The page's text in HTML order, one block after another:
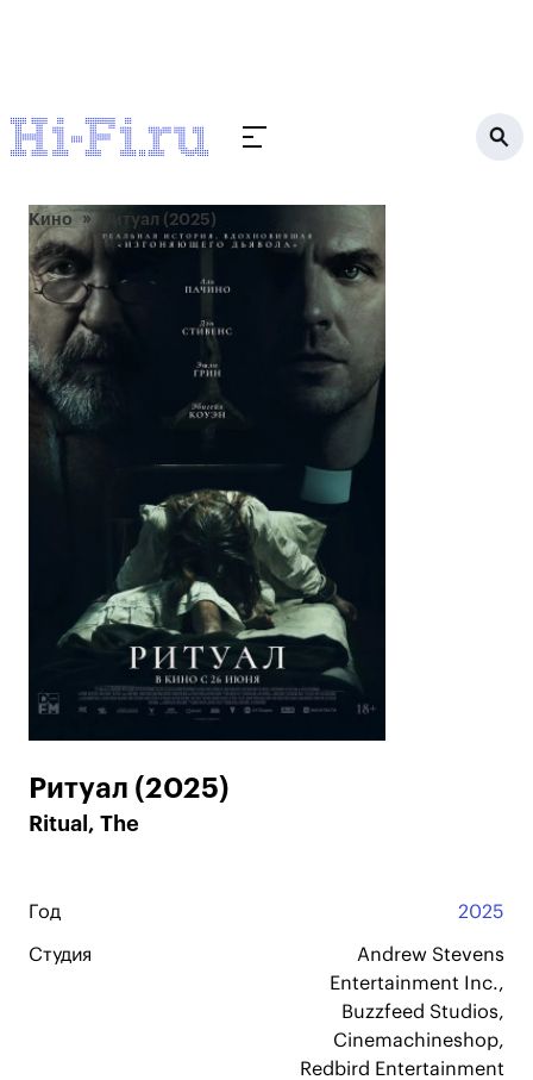
Кино Ритуал (2025)
Ритуал (2025)
Ritual, The
Год 2025
Студия
Andrew Stevens
Entertainment Inc.,
Buzzfeed Studios,
Cinemachineshop,
Redbird Entertainment